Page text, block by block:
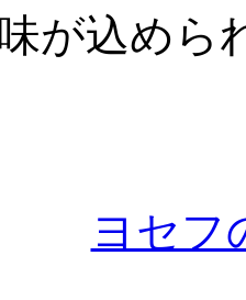
が込めら
ヨセフ